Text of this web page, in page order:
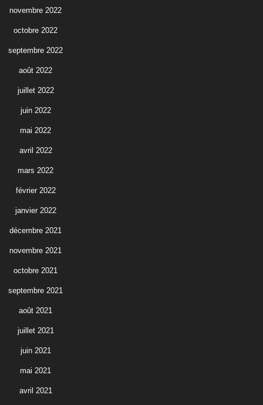
novembre 2022
octobre 2022
septembre 2022
août 2022
juillet 2022
juin 2022
mai 2022
avril 2022
mars 2022
février 2022
janvier 2022
décembre 2021
novembre 2021
octobre 2021
septembre 2021
août 2021
juillet 2021
juin 2021
mai 2021
avril 2021